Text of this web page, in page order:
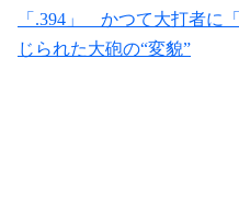
「.394」 かつて大打者に
じられた大砲の“変貌”